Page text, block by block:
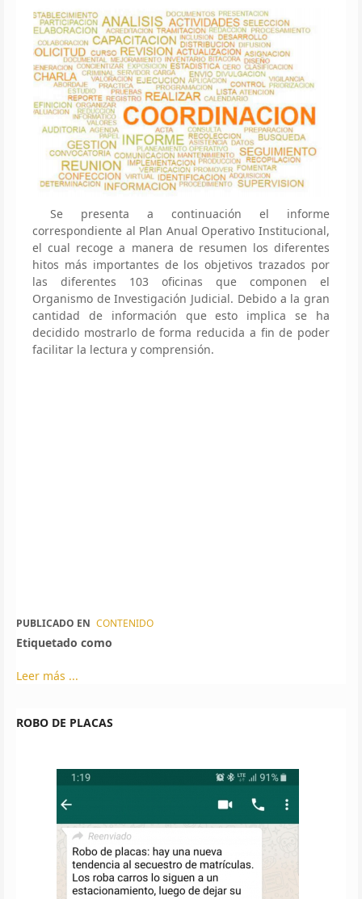
Se presenta a continuación el informe
correspondiente al Plan Anual Operativo Institucional,
el cual recoge a manera de resumen los diferentes
hitos más importantes de los objetivos trazados por
las diferentes 103 oficinas que componen el
Organismo de Investigación Judicial. Debido a la gran
cantidad de información que esto implica se ha
decidido mostrarlo de forma reducida a fin de poder
facilitar la lectura y comprensión.
PUBLICADO EN CONTENIDO
Etiquetado como
Leer más ...
ROBO DE PLACAS